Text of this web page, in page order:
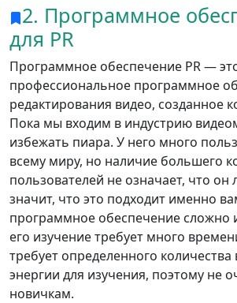
2. Программное
для PR
Программное обеспечение PR —
профессиональное программное
редактирования видео, созданное
Пока мы входим в индустрию
избежать пиара. У него много
всему миру, но наличие большего
пользователей не означает, что
значит, что это подходит именно
программное обеспечение сложно
его изучение требует много
требует определенного
энергии для изучения, поэтому не
новичкам.